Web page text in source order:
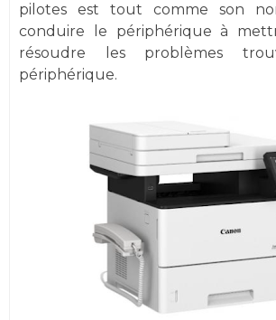
pilotes est tout comme son
conduire le périphérique à
résoudre les problèmes
périphérique.